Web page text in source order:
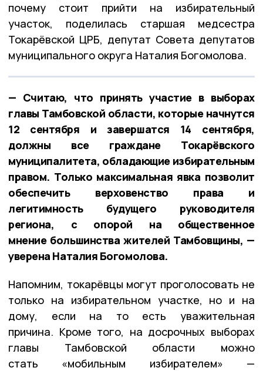
почему стоит прийти на избирательный
участок, поделилась старшая медсестра
Токарёвской ЦРБ, депутат Совета депутатов
муниципального округа Наталия Богомолова.
— Считаю, что принять участие в выборах
главы Тамбовской области, которые начнутся
12 сентября и завершатся 14 сентября,
должны все граждане Токарёвского
муниципалитета, обладающие избирательным
правом. Только максимальная явка позволит
обеспечить верховенство права и
легитимность будущего руководителя
региона, с опорой на общественное
мнение большинства жителей Тамбовщины, —
уверена Наталия Богомолова.
Напомним, токарёвцы могут проголосовать не
только на избирательном участке, но и на
дому, если на то есть уважительная
причина. Кроме того, на досрочных выборах
главы Тамбовской области можно
стать «мобильным избирателем» —